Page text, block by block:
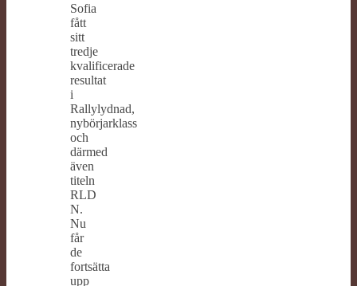
Sofia
fått
sitt
tredje
kvalificerade
resultat
i
Rallylydnad,
nybörjarklass
och
därmed
även
titeln
RLD
N.
Nu
får
de
fortsätta
upp